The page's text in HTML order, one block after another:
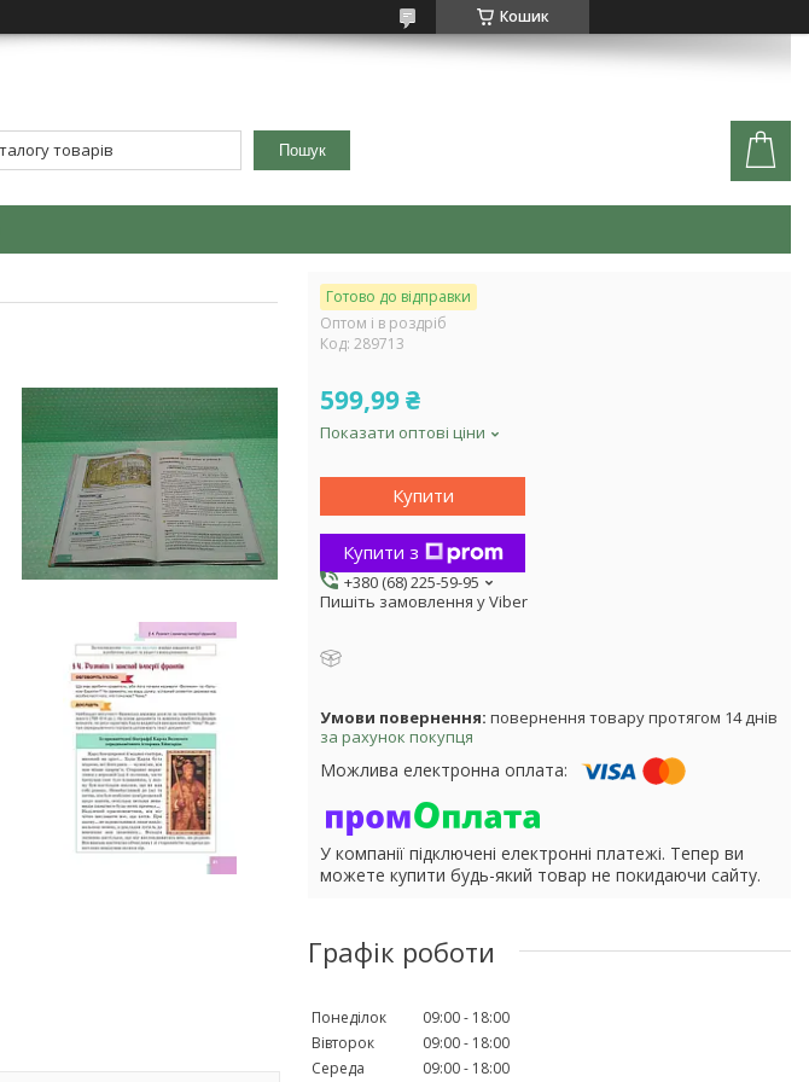
Кошик
Пошук
Готово до відправки
Оптом і в роздріб
Код: 289713
599,99 ₴
Показати оптові ціни
Купити
Купити з
+380 (68) 225-59-95
Пишіть замовлення у Viber
повернення товару протягом 14 днів
за рахунок покупця
У компанії підключені електронні платежі. Тепер ви
можете купити будь-який товар не покидаючи сайту.
Графік роботи
Понеділок 09:00
18:00
Вівторок
09:00
18:00
Середа
09:00 18:00